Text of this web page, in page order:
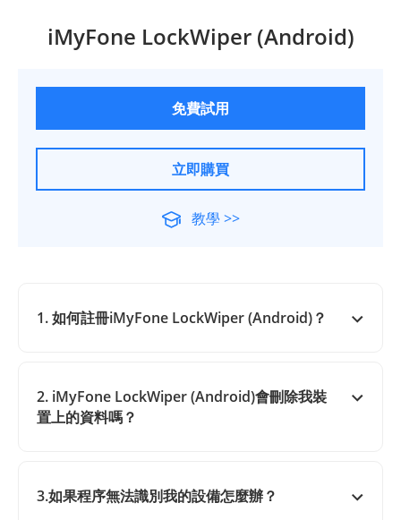
iMyFone LockWiper (Android)
免費試用
立即購買
教學 >>
1. 如何註冊iMyFone LockWiper (Android)？
2. iMyFone LockWiper (Android)會刪除我裝
置上的資料嗎？
3.如果程序無法識別我的設備怎麼辦？